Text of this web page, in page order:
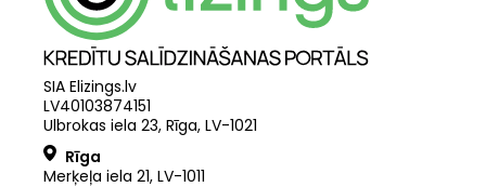
SIA Elizings.lv
LV40103874151
Ulbrokas iela 23, Rīga, LV-1021
Rīga
Merķeļa iela 21, LV-1011